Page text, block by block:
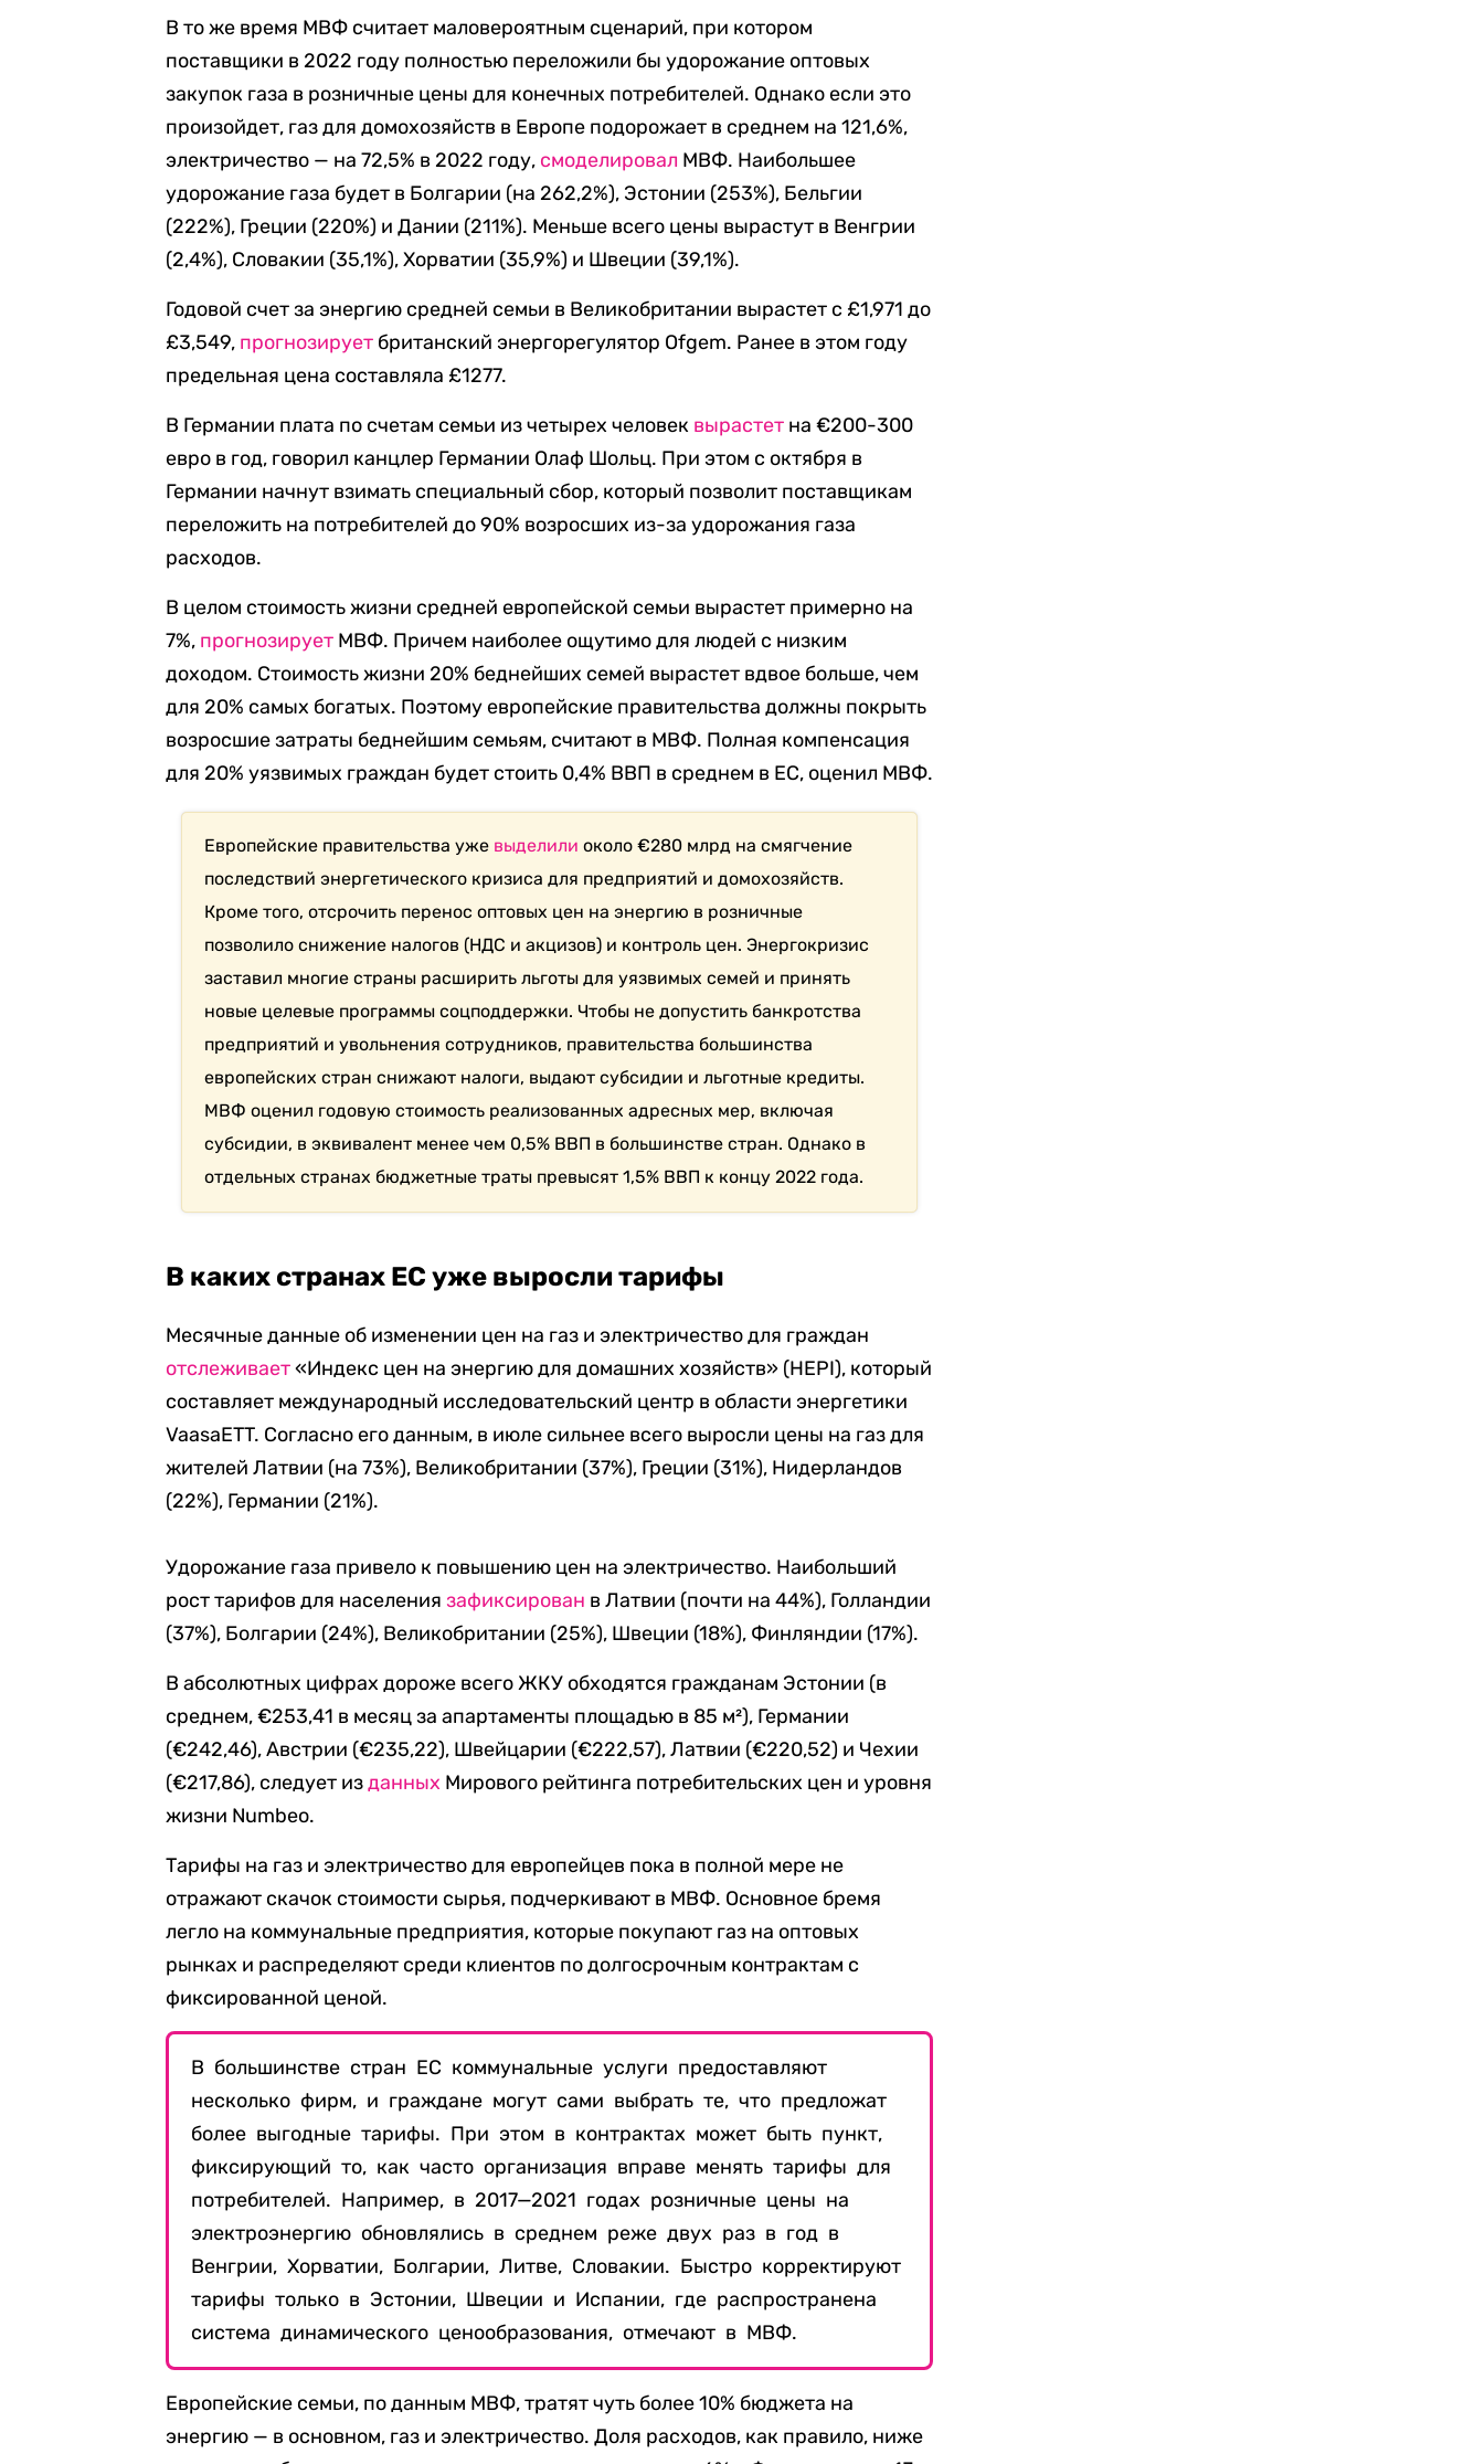
В то же время МВФ считает маловероятным сценарий, при котором
поставщики в 2022 году полностью переложили бы удорожание оптовых
закупок газа в розничные цены для конечных потребителей. Однако если это
произойдет, газ для домохозяйств в Европе подорожает в среднем на 121,6%,
электричество — на 72,5% в 2022 году, смоделировал МВФ. Наибольшее
удорожание газа будет в Болгарии (на 262,2%), Эстонии (253%), Бельгии
(222%), Греции (220%) и Дании (211%). Меньше всего цены вырастут в Венгрии
(2,4%), Словакии (35,1%), Хорватии (35,9%) и Швеции (39,1%).
Годовой счет за энергию средней семьи в Великобритании вырастет с £1,971 до
£3,549, прогнозирует британский энергорегулятор Ofgem. Ранее в этом году
предельная цена составляла £1277.
В Германии плата по счетам семьи из четырех человек вырастет на €200-300
евро в год, говорил канцлер Германии Олаф Шольц. При этом с октября в
Германии начнут взимать специальный сбор, который позволит поставщикам
переложить на потребителей до 90% возросших из-за удорожания газа
расходов.
В целом стоимость жизни средней европейской семьи вырастет примерно на
7%, прогнозирует МВФ. Причем наиболее ощутимо для людей с низким
доходом. Стоимость жизни 20% беднейших семей вырастет вдвое больше, чем
для 20% самых богатых. Поэтому европейские правительства должны покрыть
возросшие затраты беднейшим семьям, считают в МВФ. Полная компенсация
для 20% уязвимых граждан будет стоить 0,4% ВВП в среднем в ЕС, оценил МВФ.
Европейские правительства уже выделили около €280 млрд на смягчение
последствий энергетического кризиса для предприятий и домохозяйств.
Кроме того, отсрочить перенос оптовых цен на энергию в розничные
позволило снижение налогов (НДС и акцизов) и контроль цен. Энергокризис
заставил многие страны расширить льготы для уязвимых семей и принять
новые целевые программы соцподдержки. Чтобы не допустить банкротства
предприятий и увольнения сотрудников, правительства большинства
европейских стран снижают налоги, выдают субсидии и льготные кредиты.
МВФ оценил годовую стоимость реализованных адресных мер, включая
субсидии, в эквивалент менее чем 0,5% ВВП в большинстве стран. Однако в
отдельных странах бюджетные траты превысят 1,5% ВВП к концу 2022 года.
В каких странах ЕС уже выросли тарифы
Месячные данные об изменении цен на газ и электричество для граждан
отслеживает«Индекс цен на энергию для домашних хозяйств» (HEPI), который
составляет международный исследовательский центр в области энергетики
VaasaETT. Согласно его данным, в июле сильнее всего выросли цены на газ для
жителей Латвии (на 73%), Великобритании (37%), Греции (31%), Нидерландов
(22%), Германии (21%).
Удорожание газа привело к повышению цен на электричество. Наибольший
рост тарифов для населения зафиксирован в Латвии (почти на 44%), Голландии
(37%), Болгарии (24%), Великобритании (25%), Швеции (18%), Финляндии (17%).
В абсолютных цифрах дороже всего ЖКУ обходятся гражданам Эстонии (в
среднем, €253,41 в месяц за апартаменты площадью в 85 м²), Германии
(€242,46), Австрии (€235,22), Швейцарии (€222,57), Латвии (€220,52) и Чехии
(€217,86), следует изданных Мирового рейтинга потребительских цен и уровня
жизни Numbeo.
Тарифы на газ и электричество для европейцев пока в полной мере не
отражают скачок стоимости сырья, подчеркивают в МВФ. Основное бремя
легло на коммунальные предприятия, которые покупают газ на оптовых
рынках и распределяют среди клиентов по долгосрочным контрактам с
фиксированной ценой.
В большинстве стран ЕС коммунальные услуги предоставляют
несколько фирм, и граждане могут сами выбрать те, что предложат
более выгодные тарифы. При этом в контрактах может быть пункт,
фиксирующий то, как часто организация вправе менять тарифы для
потребителей. Например, в 2017—2021 годах розничные цены на
электроэнергию обновлялись в среднем реже двух раз в год в
Венгрии, Хорватии, Болгарии, Литве, Словакии. Быстро корректируют
тарифы только в Эстонии, Швеции и Испании, где распространена
система динамического ценообразования, отмечают в МВФ.
Европейские семьи, по данным МВФ, тратят чуть более 10% бюджета на
энергию — в основном, газ и электричество. Доля расходов, как правило, ниже